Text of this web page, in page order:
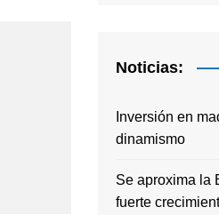
Noticias:
Inversión en
dinamismo
Se aproxima la
fuerte